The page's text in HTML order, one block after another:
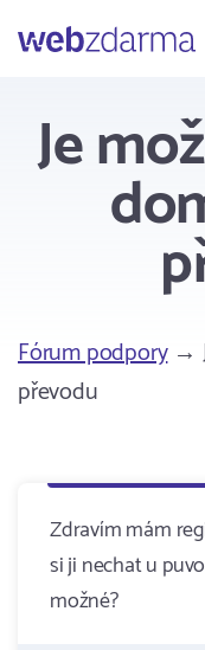
Webzdarma
Je
Fórum podpory→
převodu
Zdravím mám
si ji nechat u
možné?